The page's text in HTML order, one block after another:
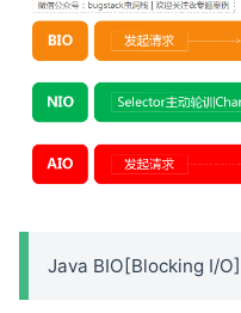
Java BIO[Blocking I/